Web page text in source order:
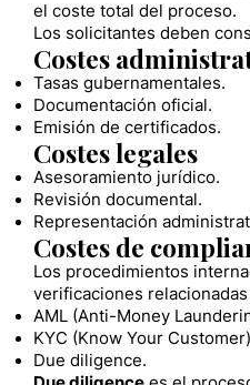
el coste total del proceso.
Los solicitantes deben
Costes
Tasas gubernamentales.
Documentación oficial.
Emisión de certificados.
Costes legales
Asesoramiento jurídico.
Revisión documental.
Representación
Costes de
Los procedimientos
verificaciones relacionadas
AML (Anti-Money
KYC (Know Your
Due diligence.